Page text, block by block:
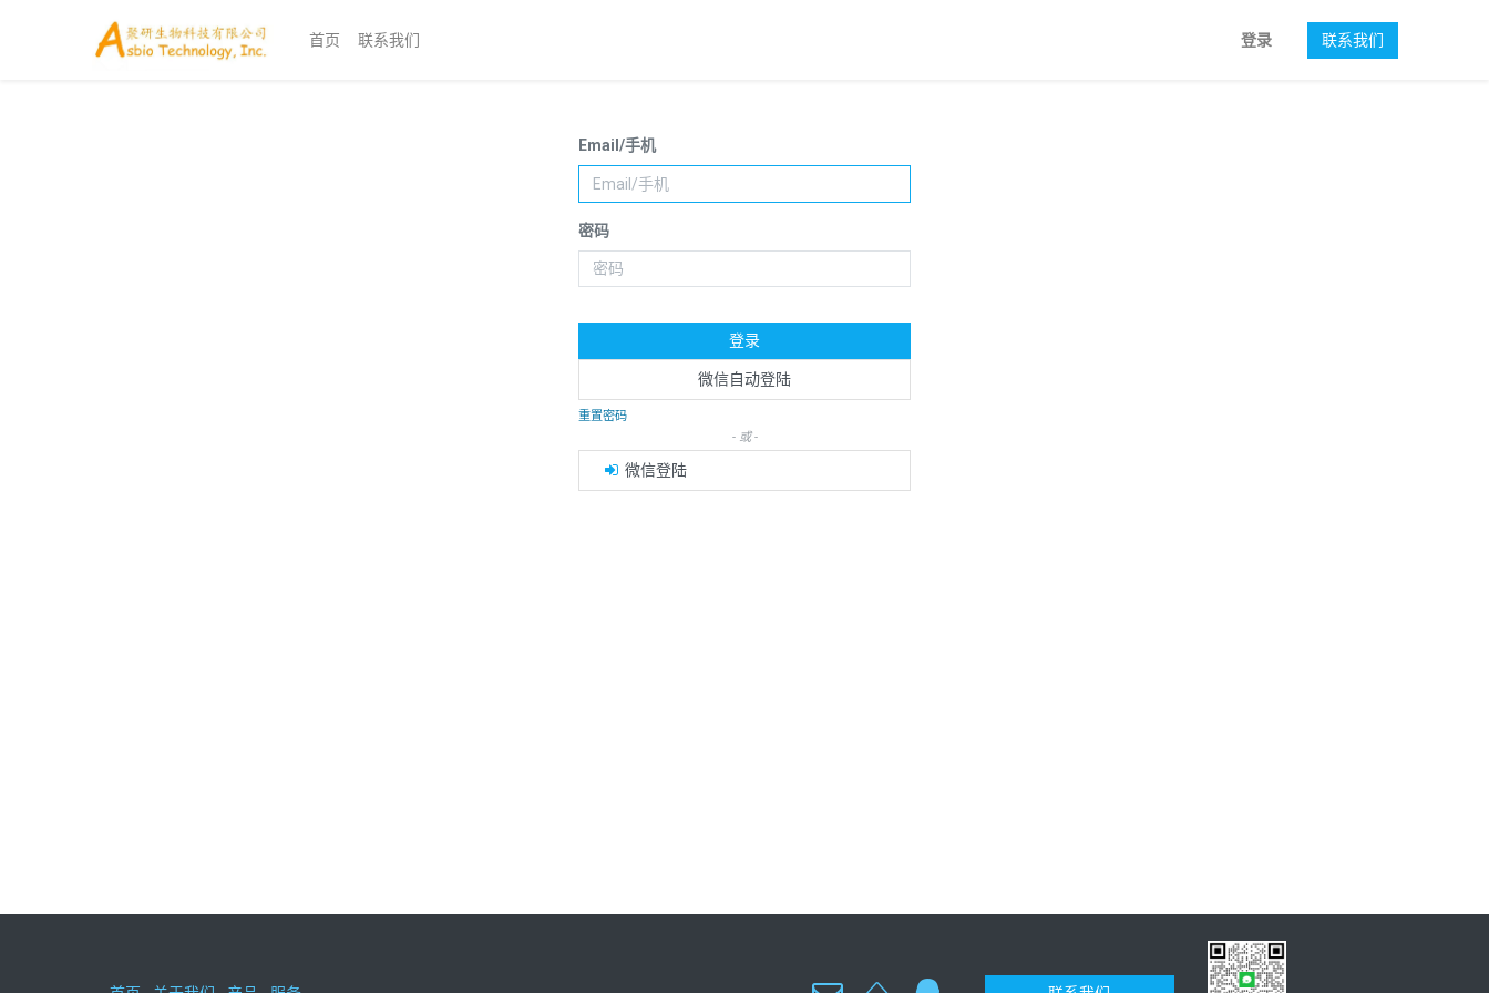
首页 联系我们 登录 联系我们
Email/手机
密码
登录
微信自动登陆
重置密码
- 或 -
微信登陆